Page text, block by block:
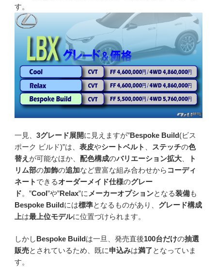
す。
一見、 3グレード展開に見えますが”Bespoke Build(ビス
ポーク ビルド)”は、 表皮やシートベルト ステッチの色
替え が可能なほか、 配色構成のバリエーション拡大
ト
リム部の加飾の追加など豊富な組み合わせから コーディ
ネート できるオーダーメイド仕様のグレー
ド。”Cool”や”Relax”に メーカーオプションとなる装備も
Bespoke Buildには標準となるものがあり、 グレード構成
上は最上位モデルに位置づけられます。
しかしBespoke Buildは一旦、発売直後100台だけの抽選
販売とされているため、既に申込みは満了となっていま
す。